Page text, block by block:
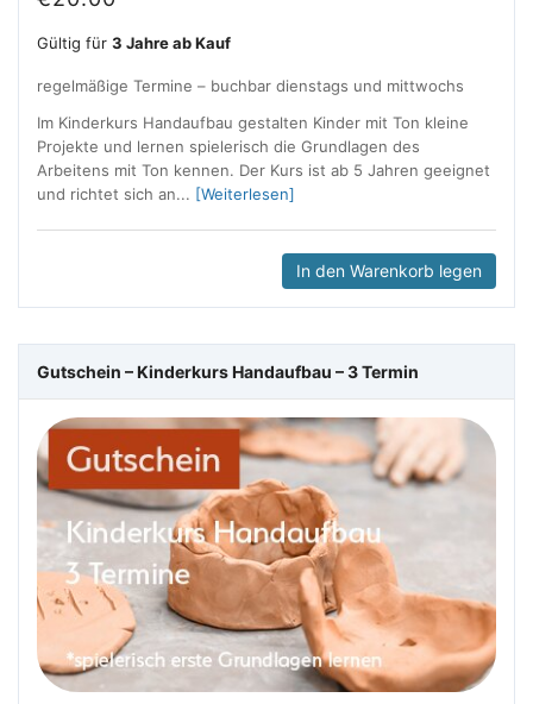
Gültig für 3 Jahre ab Kauf
regelmäßige Termine – buchbar dienstags und mittwochs
Im Kinderkurs Handaufbau gestalten Kinder mit Ton kleine
Projekte und lernen spielerisch die Grundlagen des
Arbeitens mit Ton kennen. Der Kurs ist ab 5 Jahren geeignet
und richtet sich an... [Weiterlesen]
In den Warenkorb legen
Gutschein – Kinderkurs Handaufbau – 3 Termin